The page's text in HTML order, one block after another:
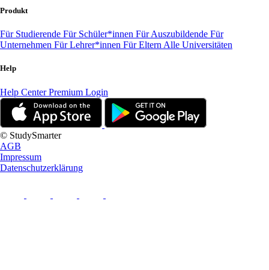
Produkt
Für Studierende Für Schüler*innen Für Auszubildende Für
Unternehmen Für Lehrer*innen Für Eltern Alle Universitäten
Help
Help CenterPremium Login
© StudySmarter
AGB
Impressum
Datenschutzerklärung